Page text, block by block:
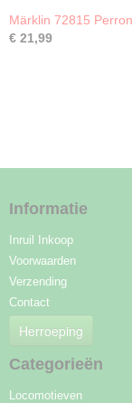
Märklin 72815
€ 21,99
Informatie
Inruil Inkoop
Voorwaarden
Verzending
Contact
Herroeping
Categorieën
Locomotieven